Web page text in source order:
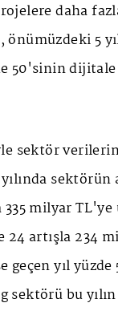
daha
önümüzdeki 5
50'sinin dijitale
sektör
335 milyar TL'ye
24 artışla 234
geçen yıl
sektörü bu